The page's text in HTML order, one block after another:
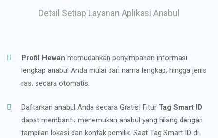
Detail Setiap Layanan Aplikasi Anabul
Profil Hewan memudahkan penyimpanan informasi
lengkap anabul Anda mulai dari nama lengkap, hingga jenis
ras, secara otomatis.
Daftarkan anabul Anda secara Gratis! Fitur Tag Smart ID
dapat membantu menemukan anabul yang hilang dengan
tampilan lokasi dan kontak pemilik. Saat Tag Smart ID di-